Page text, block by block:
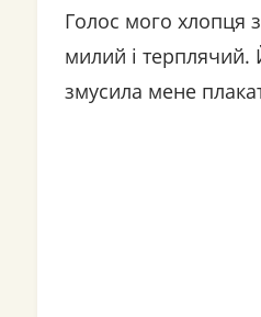
Голос мого хлопця з
милий і терплячий.
змусила мене